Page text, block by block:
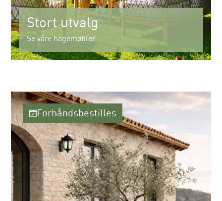
Stort utvalg
Se våre hagemøbler
Forhåndsbestilles